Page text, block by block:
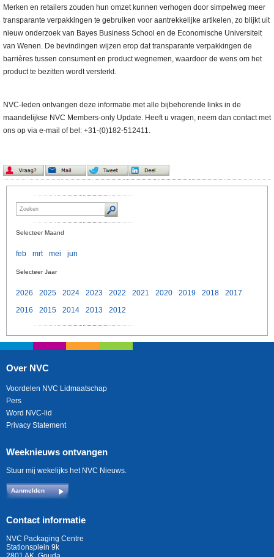
Merken en retailers zouden hun omzet kunnen verhogen door simpelweg meer
transparante verpakkingen te gebruiken voor aantrekkelijke artikelen, zo blijkt uit
nieuw onderzoek van Bayes Business School en de Economische Universiteit
van Wenen. De bevindingen wijzen erop dat transparante verpakkingen de
barrières tussen consument en product wegnemen, waardoor de wens om het
product te bezitten wordt versterkt.
NVC-leden ontvangen deze informatie met alle bijbehorende links in de
maandelijkse NVC Members-only Update. Heeft u vragen, neem dan contact met
ons op via e-mail of bel: +31-(0)182-512411.
Selecteer Maand
feb mrt mei jun
Selecteer Jaar
2026 2025 2024 2023 2022 2021 2020 2019 2018
2017
2016
2015 2014 2013 2012
Over NVC
Voordelen NVC Lidmaatschap
Pers
Word NVC-lid
Privacy Statement
Weeknieuws ontvangen
Stuur mij wekelijks het NVC Nieuws.
Aanmelden
Contact informatie
NVC Packaging Centre
Stationsplein 9k